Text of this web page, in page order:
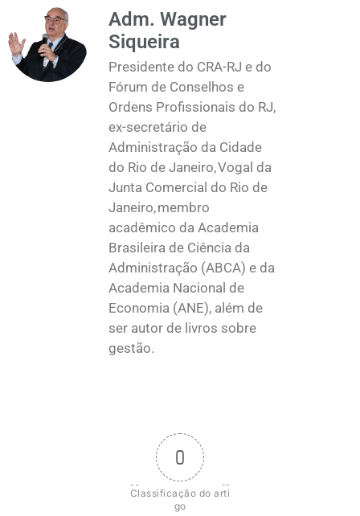
Adm. Wagner
Siqueira
Presidente do CRA-RJ e do
Fórum de Conselhos e
Ordens Profissionais do RJ,
ex-secretário de
Administração da Cidade
do Rio de Janeiro, Vogal da
Junta Comercial do Rio de
Janeiro, membro
acadêmico da Academia
Brasileira de Ciência da
Administração (ABCA) e da
Academia Nacional de
Economia (ANE), além de
ser autor de livros sobre
gestão.
0
Classificação do arti
go